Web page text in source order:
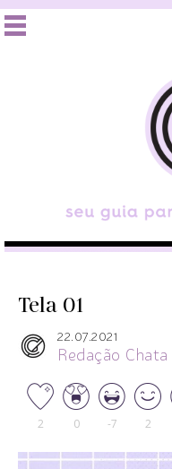
Tela 01
22.07.2021
Redação
2 0 -7 2